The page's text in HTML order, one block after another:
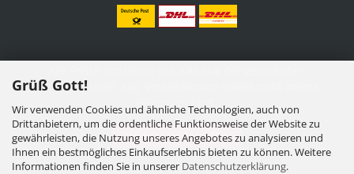
Grüß Gott!
Wir verwenden Cookies und ähnliche Technologien, auch von
Drittanbietern, um die ordentliche Funktionsweise der Website zu
gewährleisten, die Nutzung unseres Angebotes zu analysieren und
Ihnen ein bestmögliches Einkaufserlebnis bieten zu können. Weitere
Informationen finden Sie in unserer Datenschutzerklärung.
Mehrwertsteuer, zzgl.
gekennzeichnet.
Vertrag widerrufen